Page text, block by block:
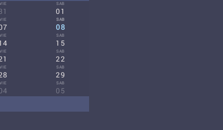
VIE SAB
01
VIE SAB
08
VIE SAB
15
VIE SAB
22
VIE SAB
29
VIE SAB
05